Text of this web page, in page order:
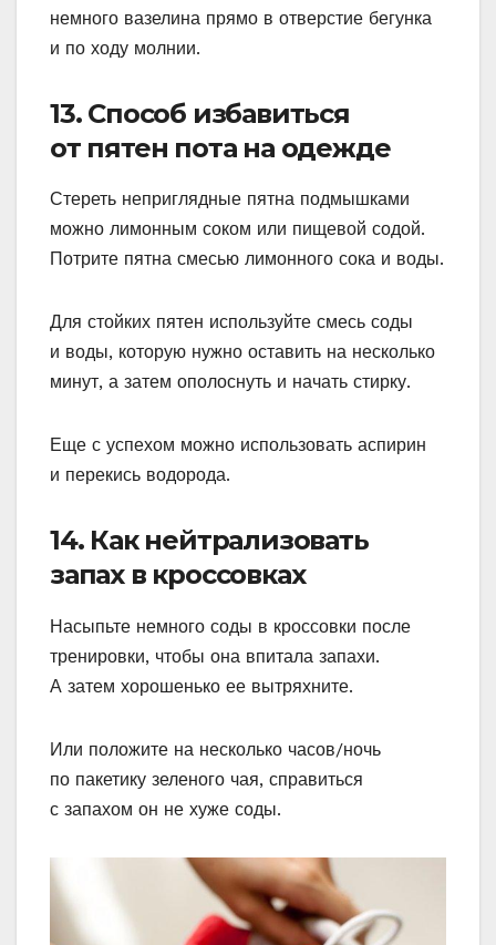
немного вазелина прямо в отверстие бегунка
и по ходу молнии.
13. Способ избавиться
от пятен пота на одежде
Стереть неприглядные пятна подмышками
можно лимонным соком или пищевой содой.
Потрите пятна смесью лимонного сока и воды.
Для стойких пятен используйте смесь соды
и воды, которую нужно оставить на несколько
минут, а затем ополоснуть и начать стирку.
Еще с успехом можно использовать аспирин
и перекись водорода.
14. Как нейтрализовать
запах в кроссовках
Насыпьте немного соды в кроссовки после
тренировки, чтобы она впитала запахи.
А затем хорошенько ее вытряхните.
Или положите на несколько часов/ночь
по пакетику зеленого чая, справиться
с запахом он не хуже соды.